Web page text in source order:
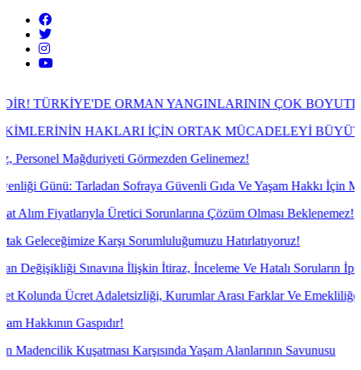
ORMAN YANGINLARININ ÇOK BOYUTLU GERÇEĞİ
İÇİN ORTAK MÜCADELEYİ BÜYÜTECEĞİZ!
Görmezden Gelinemez!
Sofraya Güvenli Gıda Ve Yaşam Hakkı İçin Mücadele!
Üretici Sorunlarına Çözüm Olması Beklenemez!
Sorumluluğumuzu Hatırlatıyoruz!
İlişkin İtiraz, İnceleme Ve Hatalı Soruların İptali İçin İtiraz
Adaletsizliği, Kurumlar Arası Farklar Ve Emekliliğe Yansımayan
Karşısında Yaşam Alanlarının Savunusu